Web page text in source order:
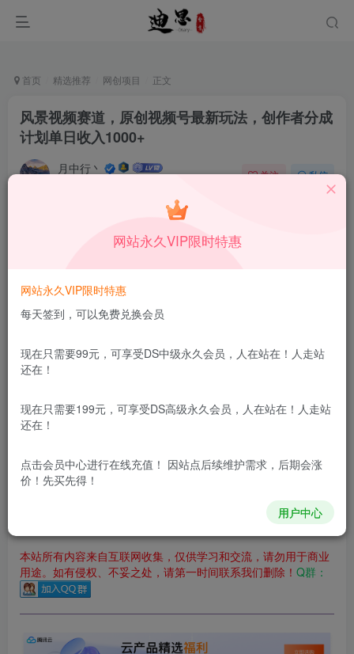
首页 精选推荐 网创项目 正文
风景视频赛道，原创视频号最新玩法，创作者分成
计划单日收入1000+
月中行丶 关注 私信
此内容为付费资源，请付费后查看
￥1.99
立即购买
更新及时
极速下载 安全绿色 网盘下载
本站内容分为：
本站所有内容来自互联网收集，仅供学习和交流，请勿用于商业
用途。如有侵权、不妥之处，请第一时间联系我们删除！ Q群：
网站永久VIP限时特惠
网站永久VIP限时特惠
每天签到，可以免费兑换会员
现在只需要99元，可享受DS中级永久会员，人在站在！人走站
还在！
现在只需要199元，可享受DS高级永久会员，人在站在！人走站
还在！
点击会员中心进行在线充值！ 因站点后续维护需求，后期会涨
价！先买先得！
用户中心